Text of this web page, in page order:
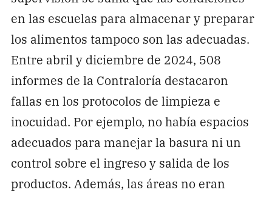
en las escuelas para almacenar y preparar
los alimentos tampoco son las adecuadas.
Entre abril y diciembre de 2024, 508
informes de la Contraloría destacaron
fallas en los protocolos de limpieza e
inocuidad. Por ejemplo, no había espacios
adecuados para manejar la basura ni un
control sobre el ingreso y salida de los
productos. Además, las áreas no eran